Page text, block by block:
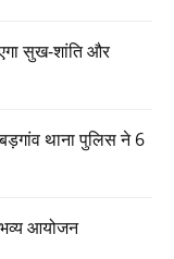
सुख-शांति और
थाना पुलिस ने 6
भव्य आयोजन